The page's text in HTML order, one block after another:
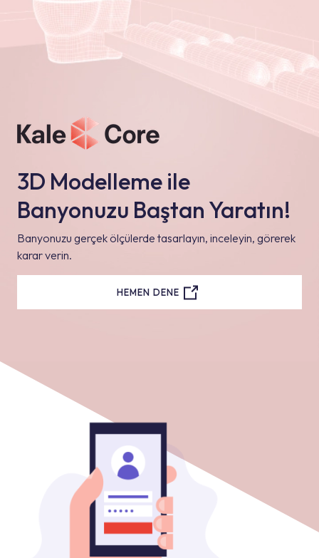
3D Modelleme ile
Banyonuzu Baştan Yaratın!
Banyonuzu gerçek ölçülerde tasarlayın, inceleyin, görerek
karar verin.
HEMEN DENE